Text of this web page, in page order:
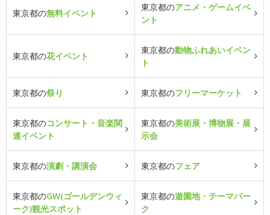
東京都の無料イベント
東京都のアニメ・ゲームイベ
ント
東京都の花イベント
東京都の動物ふれあいイベン
ト
東京都の祭り 東京都のフリーマーケット
東京都のコンサート・音楽関
連イベント
東京都の美術展・博物展・展
示会
東京都の演劇・講演会 東京都のフェア
東京都のGW(ゴールデンウィ
ーク)観光スポット
東京都の遊園地・テーマパー
ク